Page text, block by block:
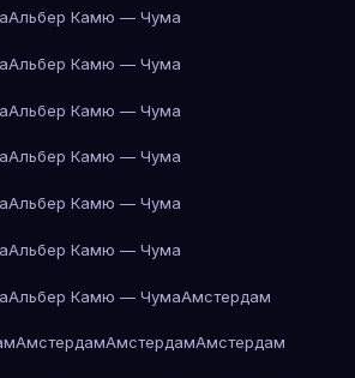
Альбер Камю — Чума
Альбер Камю — Чума
Альбер Камю — Чума
Альбер Камю — Чума
Альбер Камю — Чума
Альбер Камю — Чума
Альбер Камю — ЧумаАмстердам
АмстердамАмстердамАмстердам